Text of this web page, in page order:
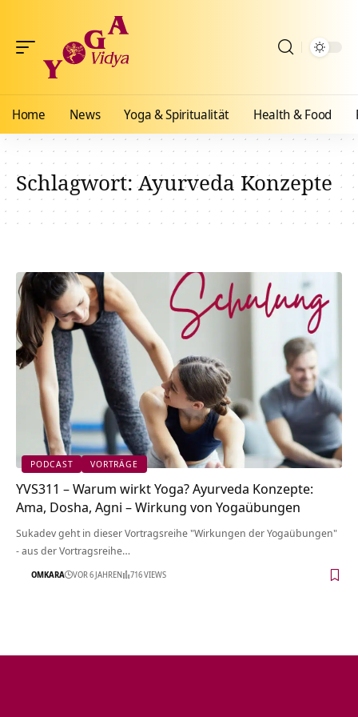
Home News Yoga & Spiritualität Health & Food
Schlagwort:Ayurveda Konzepte
PODCAST VORTRÄGE
YVS311 – Warum wirkt Yoga? Ayurveda Konzepte:
Ama, Dosha, Agni – Wirkung von Yogaübungen
Sukadev geht in dieser Vortragsreihe "Wirkungen der Yogaübungen"
- aus der Vortragsreihe…
OMKARA VOR 6 JAHREN 716 VIEWS